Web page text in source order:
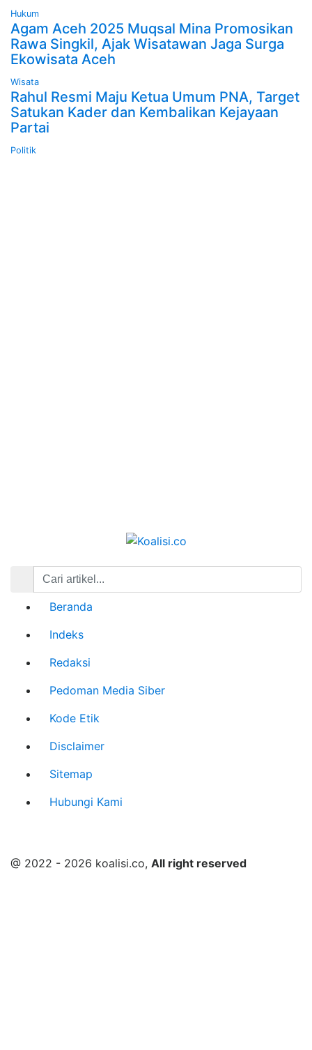
Hukum
Agam Aceh 2025 Muqsal Mina Promosikan
Rawa Singkil, Ajak Wisatawan Jaga Surga
Ekowisata Aceh
Wisata
Rahul Resmi Maju Ketua Umum PNA, Target
Satukan Kader dan Kembalikan Kejayaan
Partai
Politik
Beranda
Indeks
Redaksi
Pedoman Media Siber
Kode Etik
Disclaimer
Sitemap
Hubungi Kami
@ 2022 - 2026 koalisi.co, All right reserved